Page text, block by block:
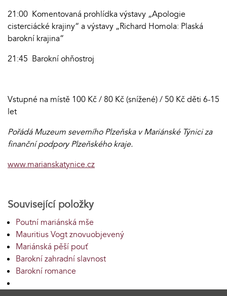
21:00 Komentovaná prohlídka výstavy „Apologie
cisterciácké krajiny“ a výstavy „Richard Homola: Plaská
barokní krajina“
21:45 Barokní ohňostroj
Vstupné na místě 100 Kč / 80 Kč (snížené) / 50 Kč děti 6-15
let
Pořádá Muzeum severního Plzeňska v Mariánské Týnici za
finanční podpory Plzeňského kraje.
www.marianskatynice.cz
Související položky
Poutní mariánská mše
Mauritius Vogt znovuobjevený
Mariánská pěší pouť
Barokní zahradní slavnost
Barokní romance